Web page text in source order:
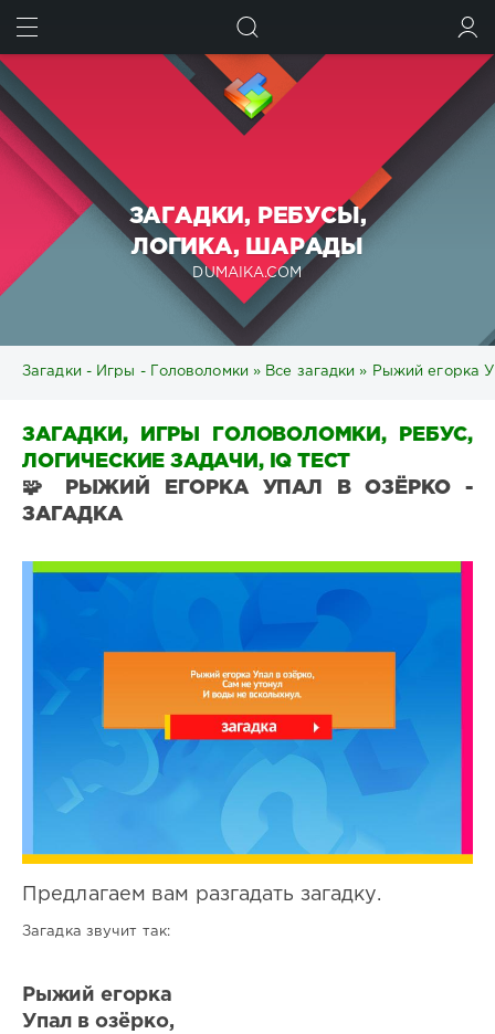
ЗАГАДКИ, РЕБУСЫ,
ЛОГИКА, ШАРАДЫ
DUMAIKA.COM
Загадки - Игры - Головоломки » Все загадки » Рыжий егорка
ЗАГАДКИ, ИГРЫ ГОЛОВОЛОМКИ, РЕБУС,
ЛОГИЧЕСКИЕ ЗАДАЧИ, IQ ТЕСТ
🧩 РЫЖИЙ ЕГОРКА УПАЛ В ОЗЁРКО -
ЗАГАДКА
Предлагаем вам разгадать загадку.
Загадка звучит так:
Рыжий егорка
Упал в озёрко,